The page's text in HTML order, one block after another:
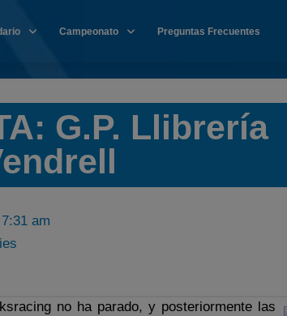
Campeonato Preguntas Frecuentes
G.P. Llibrería
7:31 am
no ha parado, y posteriormente las